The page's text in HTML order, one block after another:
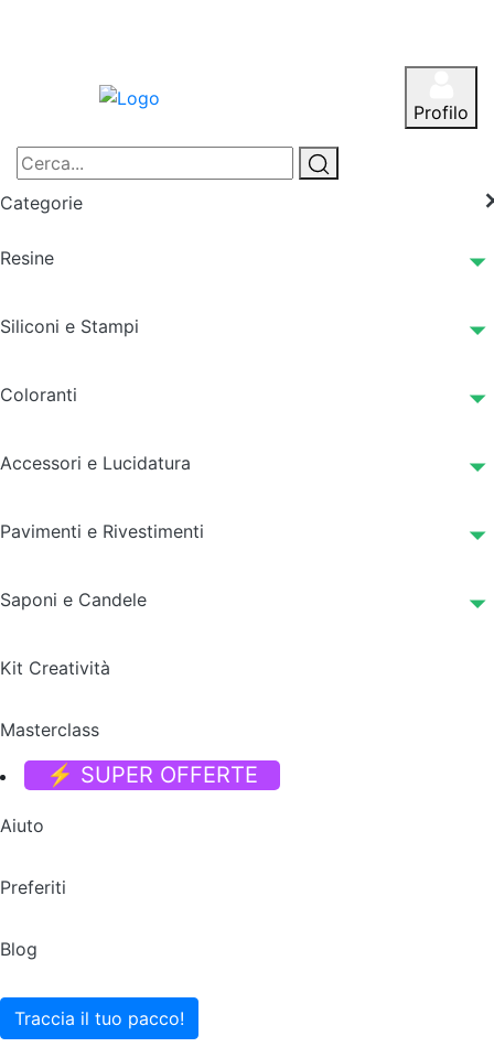
Profilo
Categorie
Resine
Siliconi e Stampi
Coloranti
Accessori e Lucidatura
Pavimenti e Rivestimenti
Saponi e Candele
Kit Creatività
Masterclass
⚡ SUPER OFFERTE
Aiuto
Preferiti
Blog
Traccia il tuo pacco!